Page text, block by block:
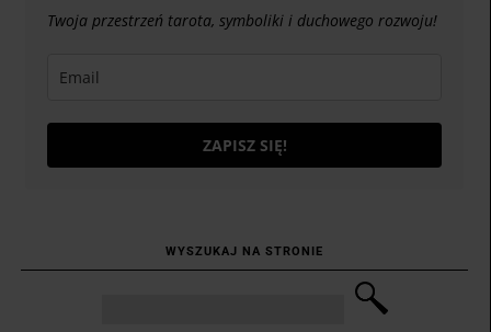
Twoja przestrzeń tarota, symboliki i duchowego rozwoju!
ZAPISZ SIĘ!
WYSZUKAJ NA STRONIE